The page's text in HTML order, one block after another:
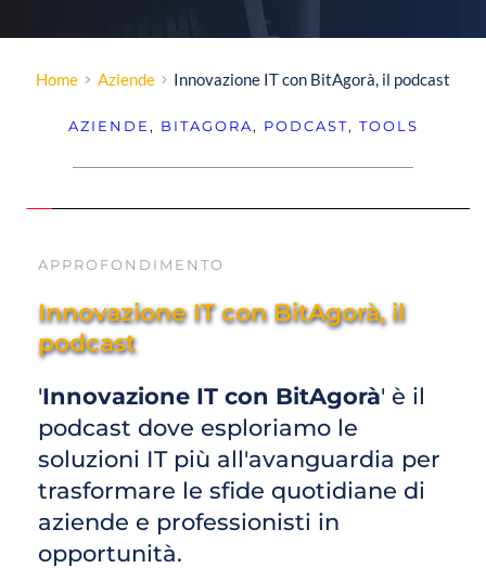
Home Aziende Innovazione IT con BitAgorà, il podcast
AZIENDE , BITAGORA, PODCAST, TOOLS
APPROFONDIMENTO
Innovazione IT con BitAgorà, il
podcast
'Innovazione IT con BitAgorà' è il
podcast dove esploriamo le
soluzioni IT più all'avanguardia per
trasformare le sfide quotidiane di
aziende e professionisti in
opportunità.